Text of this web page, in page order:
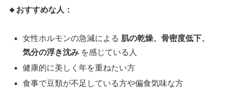
🔸おすすめな人：
女性ホルモンの急減による 肌の乾燥、骨密度低下、
気分の浮き沈み を感じている人
健康的に美しく年を重ねたい方
食事で豆類が不足している方や偏食気味な方